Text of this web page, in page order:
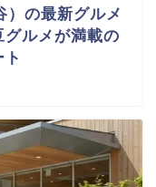
）の最新グルメ
グルメが満載の